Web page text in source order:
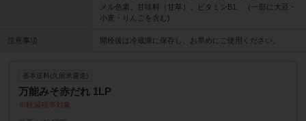
メル色素、甘味料（甘草）、ビタミンB1、（一部に大豆・
小麦・りんごを含む)
注意事項 開栓後は冷蔵庫に保存し、お早めにご使用ください。
基本送料(久留米運送)
万能みそ赤だれ 1LP
軽減税率対象